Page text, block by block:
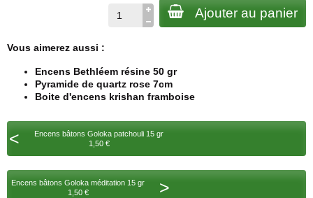
Ajouter au panier
Vous aimerez aussi :
Encens Bethléem résine 50 gr
Pyramide de quartz rose 7cm
Boite d'encens krishan framboise
<
Encens bâtons Goloka patchouli 15 gr
1,50 €
Encens bâtons Goloka méditation 15 gr
1,50 €
>